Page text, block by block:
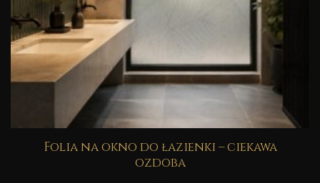
Folia na okno do łazienki – ciekawa
ozdoba